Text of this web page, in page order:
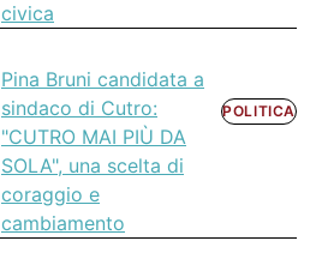
civica
Pina Bruni candidata a
sindaco di Cutro:
"CUTRO MAI PIÙ DA
SOLA", una scelta di
coraggio e
cambiamento
POLITICA